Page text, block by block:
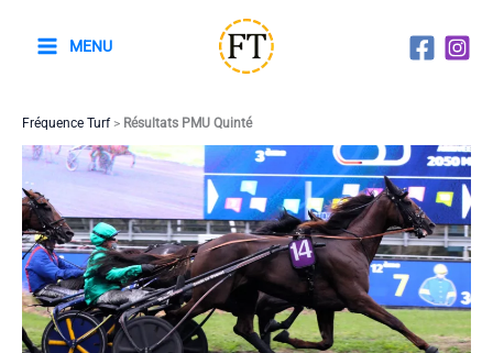
MENU
Fréquence Turf> Résultats PMU Quinté